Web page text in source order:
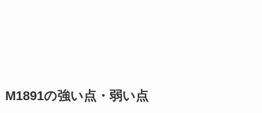
M1891の強い点・弱い点